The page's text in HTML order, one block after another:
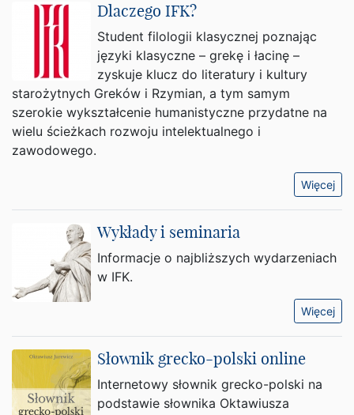
Dlaczego IFK?
Student filologii klasycznej poznając
języki klasyczne – grekę i łacinę –
zyskuje klucz do literatury i kultury
starożytnych Greków i Rzymian, a tym samym
szerokie wykształcenie humanistyczne przydatne na
wielu ścieżkach rozwoju intelektualnego i
zawodowego.
Więcej
Wykłady i seminaria
Informacje o najbliższych wydarzeniach
w IFK.
Więcej
Słownik grecko-polski online
Internetowy słownik grecko-polski na
podstawie słownika Oktawiusza